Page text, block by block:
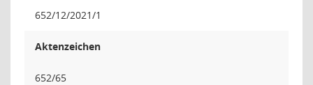
652/12/2021/1
Aktenzeichen
652/65